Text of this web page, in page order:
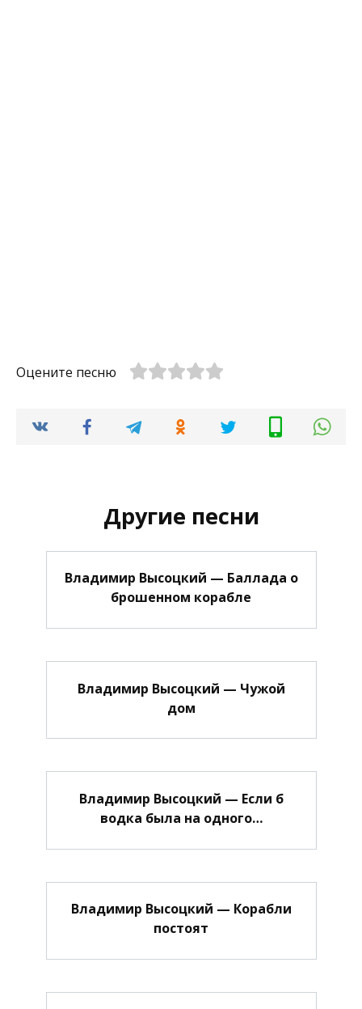
Оцените песню
Другие песни
Владимир Высоцкий — Баллада о
брошенном корабле
Владимир Высоцкий — Чужой
дом
Владимир Высоцкий — Если б
водка была на одного…
Владимир Высоцкий — Корабли
постоят